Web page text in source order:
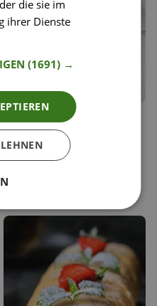
Liken
Speichern
Vanillekipferl mit
Vollkornmehl
Jenny Rose
die sie im
ihrer Dienste
(1691) →